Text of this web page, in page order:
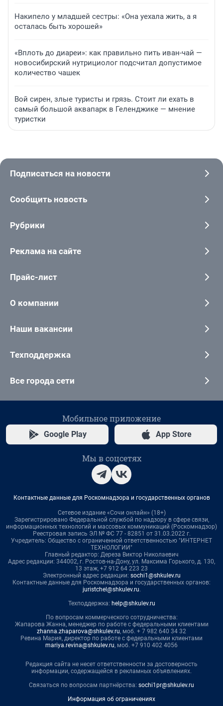
Накипело у младшей сестры: «Она уехала жить, а я
осталась быть хорошей»
«Вплоть до диареи»: как правильно пить иван-чай —
новосибирский нутрициолог подсчитал допустимое
количество чашек
Вой сирен, злые туристы и грязь. Стоит ли ехать в
самый большой аквапарк в Геленджике — мнение
туристки
Подписаться на новости
Сообщить новость
Рубрики
Реклама на сайте
Прайс-лист
О компании
Наши вакансии
Техподдержка
Все города сети
Мобильное приложение
Google Play App Store
Мы в соцсетях
Контактные данные для Роскомнадзора и государственных органов
Сетевое издание «Сочи онлайн» (18+)
Зарегистрировано Федеральной службой по надзору в сфере связи,
информационных технологий и массовых коммуникаций (Роскомнадзор)
Реестровая запись ЭЛ № ФС 77 - 82851 от 31.03.2022 г.
Учредитель: Общество с ограниченной ответственностью "ИНТЕРНЕТ
ТЕХНОЛОГИИ"
Главный редактор: Дереза Виктор Николаевич
Адрес редакции: 344002, г. Ростов-на-Дону, ул. Максима Горького, д. 130,
13 этаж, +7 912 64 223 23
Электронный адрес редакции: sochi1@shkulev.ru
Контактные данные для Роскомнадзора и государственных органов:
juristchel@shkulev.ru.
Техподдержка: help@shkulev.ru
По вопросам коммерческого сотрудничества:
Жапарова Жанна, менеджер по работе с федеральными клиентами
zhanna.zhaparova@shkulev.ru, моб. + 7 982 640 34 32
Ревина Мария, директор по работе с федеральными клиентами
mariya.revina@shkulev.ru, моб. +7 910 402 4056
Редакция сайта не несет ответственности за достоверность
информации, содержащейся в рекламных объявлениях.
Связаться по вопросам партнёрства: sochi1pr@shkulev.ru
Информация об ограничениях